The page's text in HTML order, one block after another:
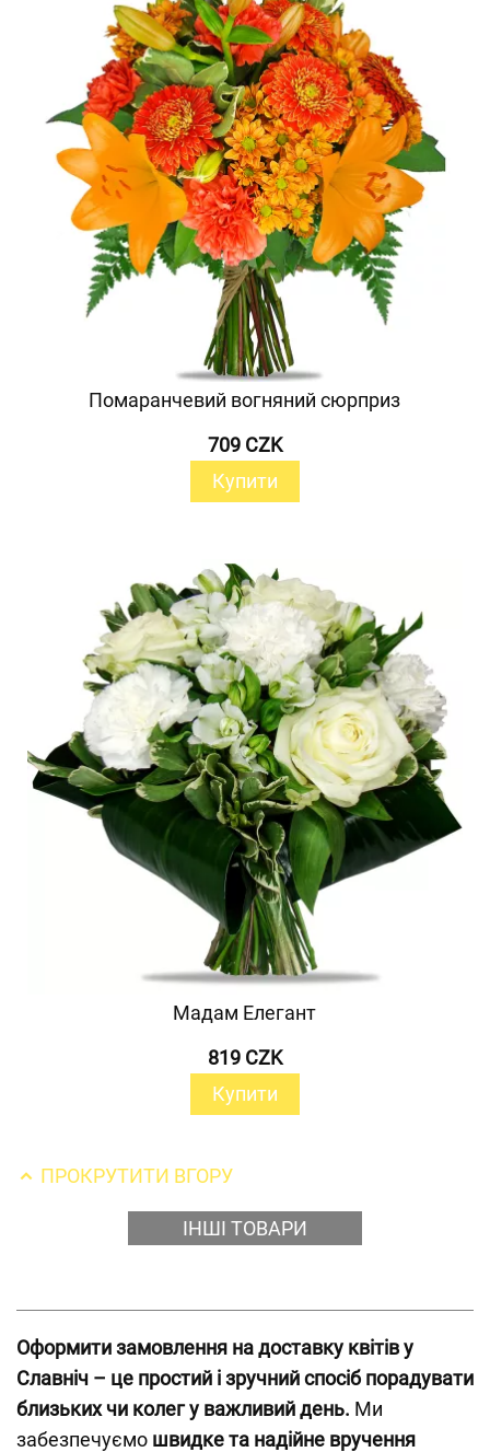
Помаранчевий вогняний сюрприз
709 CZK
Купити
Мадам Елегант
819 CZK
Купити
ПРОКРУТИТИ ВГОРУ
ІНШІ ТОВАРИ
Оформити замовлення на доставку квітів у
Славніч – це простий і зручний спосіб порадувати
близьких чи колег у важливий день. Ми
забезпечуємо швидке та надійне вручення